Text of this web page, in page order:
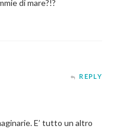
di mare?!?
REPLY
E’ tutto un altro